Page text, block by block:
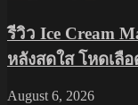
รีวิว Ice Cream
หลังสดใส โหดเลื
August 6, 2026